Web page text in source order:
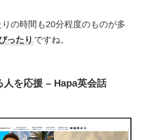
の時間も20分程度のものが多
ったり ですね。
人を応援 – Hapa英会話